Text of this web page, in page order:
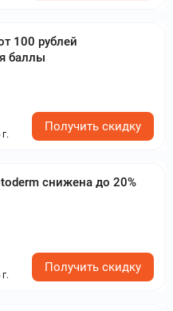
100 рублей
баллы
Получить скидку
снижена до 20%
Получить скидку